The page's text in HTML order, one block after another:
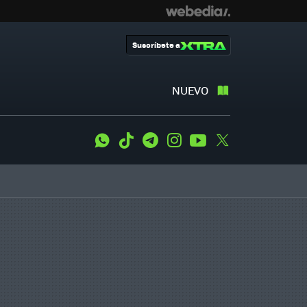
NUEVO
Suscríbete a
WhatsApp
Tiktok TelegramInstagramYoutube